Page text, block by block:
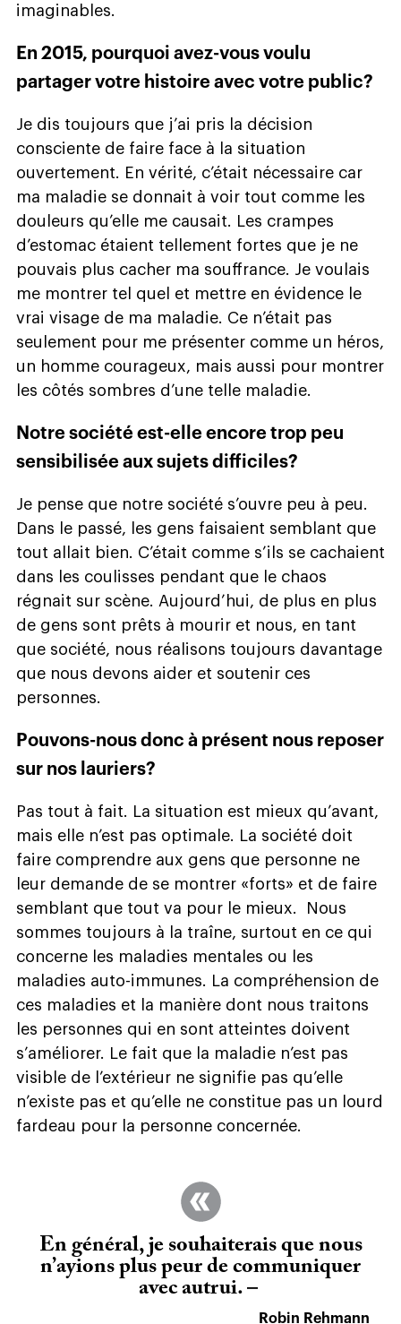
imaginables.
En 2015, pourquoi avez-vous voulu
partager votre histoire avec votre public?
Je dis toujours que j’ai pris la décision
consciente de faire face à la situation
ouvertement. En vérité, c’était nécessaire car
ma maladie se donnait à voir tout comme les
douleurs qu’elle me causait. Les crampes
d’estomac étaient tellement fortes que je ne
pouvais plus cacher ma souffrance. Je voulais
me montrer tel quel et mettre en évidence le
vrai visage de ma maladie. Ce n’était pas
seulement pour me présenter comme un héros,
un homme courageux, mais aussi pour montrer
les côtés sombres d’une telle maladie.
Notre société est-elle encore trop peu
sensibilisée aux sujets difficiles?
Je pense que notre société s’ouvre peu à peu.
Dans le passé, les gens faisaient semblant que
tout allait bien. C’était comme s’ils se cachaient
dans les coulisses pendant que le chaos
régnait sur scène. Aujourd’hui, de plus en plus
de gens sont prêts à mourir et nous, en tant
que société, nous réalisons toujours davantage
que nous devons aider et soutenir ces
personnes.
Pouvons-nous donc à présent nous reposer
sur nos lauriers?
Pas tout à fait. La situation est mieux qu’avant,
mais elle n’est pas optimale. La société doit
faire comprendre aux gens que personne ne
leur demande de se montrer «forts» et de faire
semblant que tout va pour le mieux. Nous
sommes toujours à la traîne, surtout en ce qui
concerne les maladies mentales ou les
maladies auto-immunes. La compréhension de
ces maladies et la manière dont nous traitons
les personnes qui en sont atteintes doivent
s’améliorer. Le fait que la maladie n’est pas
visible de l’extérieur ne signifie pas qu’elle
n’existe pas et qu’elle ne constitue pas un lourd
fardeau pour la personne concernée.
En général, je souhaiterais que nous
n’ayions plus peur de communiquer
avec autrui. –
Robin Rehmann